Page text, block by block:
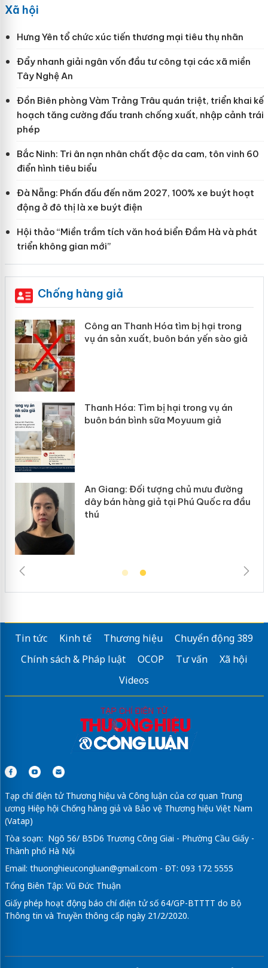
Xã hội
Hưng Yên tổ chức xúc tiến thương mại tiêu thụ nhãn
Đẩy nhanh giải ngân vốn đầu tư công tại các xã miền
Tây Nghệ An
Đồn Biên phòng Vàm Trảng Trâu quán triệt, triển khai kế
hoạch tăng cường đấu tranh chống xuất, nhập cảnh trái
phép
Bắc Ninh: Tri ân nạn nhân chất độc da cam, tôn vinh 60
điển hình tiêu biểu
Đà Nẵng: Phấn đấu đến năm 2027, 100% xe buýt hoạt
động ở đô thị là xe buýt điện
Hội thảo “Miền trầm tích văn hoá biển Đầm Hà và phát
triển không gian mới”
Chống hàng giả
Công an Thanh Hóa tìm bị hại trong
vụ án sản xuất, buôn bán yến sào giả
Thanh Hóa: Tìm bị hại trong vụ án
buôn bán bình sữa Moyuum giả
An Giang: Đối tượng chủ mưu đường
dây bán hàng giả tại Phú Quốc ra đầu
thú
Tin tức Kinh tế Thương hiệu
Chuyển động 389
Chính sách & Pháp luật
OCOP Tư vấn
Xã hội
Videos
Tạp chí điện tử Thương hiệu và Công luận của cơ quan Trung
ương Hiệp hội Chống hàng giả và Bảo vệ Thương hiệu Việt Nam
(Vatap)
Tòa soạn: Ngõ 56/ B5D6 Trương Công Giai - Phường Cầu Giấy -
Thành phố Hà Nội
Email: thuonghieucongluan@gmail.com - ĐT: 093 172 5555
Tổng Biên Tập: Vũ Đức Thuận
Giấy phép hoạt động báo chí điện tử số 64/GP-BTTTT do Bộ
Thông tin và Truyền thông cấp ngày 21/2/2020.